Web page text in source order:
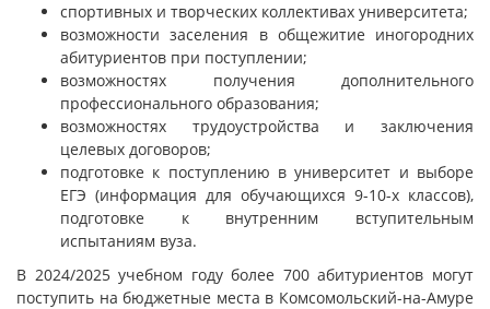
спортивных и творческих коллективах университета;
возможности заселения в общежитие иногородних
абитуриентов при поступлении;
возможностях получения дополнительного
профессионального образования;
возможностях трудоустройства и заключения
целевых договоров;
подготовке к поступлению в университет и выборе
ЕГЭ (информация для обучающихся 9-10-х классов),
подготовке к внутренним вступительным
испытаниям вуза.
В 2024/2025 учебном году более 700 абитуриентов могут
поступить на бюджетные места в Комсомольский-на-Амуре